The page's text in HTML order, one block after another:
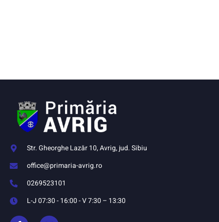
Str. Gheorghe Lazăr 10, Avrig, jud. Sibiu
office@primaria-avrig.ro
0269523101
L-J 07:30 - 16:00 - V 7:30 – 13:30